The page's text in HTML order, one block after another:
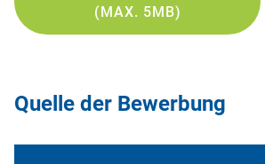
(MAX. 5MB)
Quelle der Bewerbung